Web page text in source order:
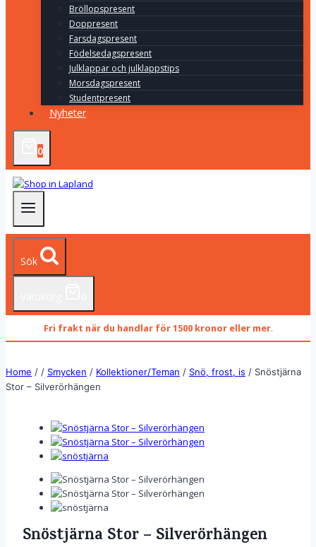
Bröllopspresent
Doppresent
Farsdagspresent
Födelsedagspresent
Julklappar och julklappstips
Morsdagspresent
Studentpresent
Nyheter
0
Sök
Fri frakt när du handlar för 1500 kronor eller mer.
Home / / Smycken / Kollektioner/Teman / Snö, frost, is / Snöstjärna
Stor – Silverörhängen
Snöstjärna Stor – Silverörhängen